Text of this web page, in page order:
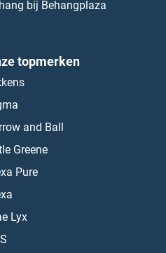
bij Behangplaza
topmerken
and Ball
Greene
Pure
Lyx